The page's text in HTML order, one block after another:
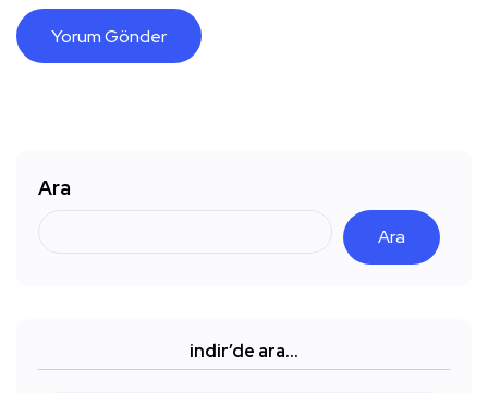
Ara
Ara
indir’de ara…